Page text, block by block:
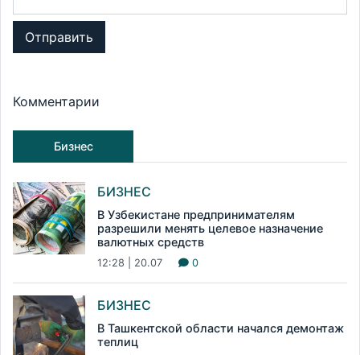
Отправить
Комментарии
Бизнес
БИЗНЕС
В Узбекистане предпринимателям
разрешили менять целевое назначение
валютных средств
12:28 | 20.07 0
БИЗНЕС
В Ташкентской области начался демонтаж
теплиц